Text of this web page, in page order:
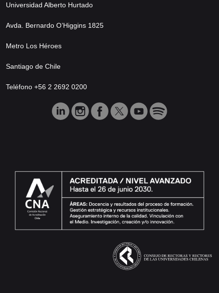
Universidad Alberto Hurtado
Avda. Bernardo O’Higgins 1825
Metro Los Héroes
Santiago de Chile
Teléfono +56 2 2692 0200